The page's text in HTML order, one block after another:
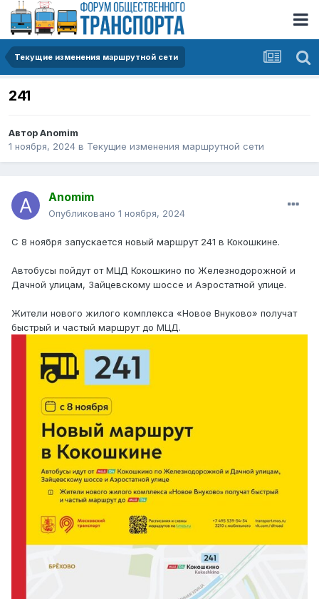
Текущие изменения маршрутной сети
241
АвторAnomim
1 ноября, 2024 в Текущие изменения маршрутной сети
Anomim
Опубликовано 1 ноября, 2024
С 8 ноября запускается новый маршрут 241 в Кокошкине.
Автобусы пойдут от МЦД Кокошкино по Железнодорожной и
Дачной улицам, Зайцевскому шоссе и Аэростатной улице.
Жители нового жилого комплекса «Новое Внуково» получат
быстрый и частый маршрут до МЦД.